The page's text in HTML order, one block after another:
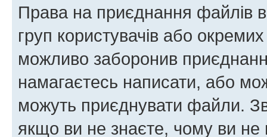
Права на приєднання файлів
груп користувачів або
можливо заборонив
намагаєтесь написати, або
можуть приєднувати файли.
якщо ви не знаєте, чому ви